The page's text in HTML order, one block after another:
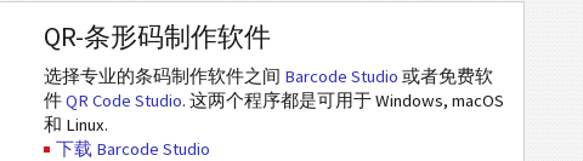
QR-条形码制作软件
选择专业的条码制作软件之间 Barcode Studio 或者免费软
件QR Code Studio. 这两个程序都是可用于 Windows, macOS
和 Linux.
下载 Barcode Studio